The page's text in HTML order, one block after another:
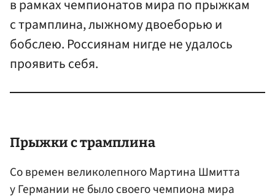
в рамках чемпионатов мира по прыжкам
с трамплина, лыжному двоеборью и
бобслею. Россиянам нигде не удалось
проявить себя.
Прыжки с трамплина
Со времен великолепного Мартина Шмитта
у Германии не было своего чемпиона мира